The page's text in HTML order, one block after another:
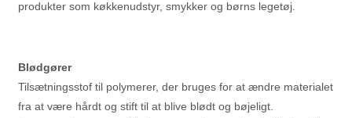
produkter som køkkenudstyr, smykker og børns legetøj.
Blødgører
Tilsætningsstof til polymerer, der bruges for at ændre materialet
fra at være hårdt og stift til at blive blødt og bøjeligt.